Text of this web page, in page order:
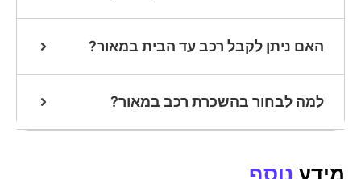
האם ניתן לקבל רכב עד הבית במאור?
למה לבחור בהשכרת רכב במאור?
מידע נוסף